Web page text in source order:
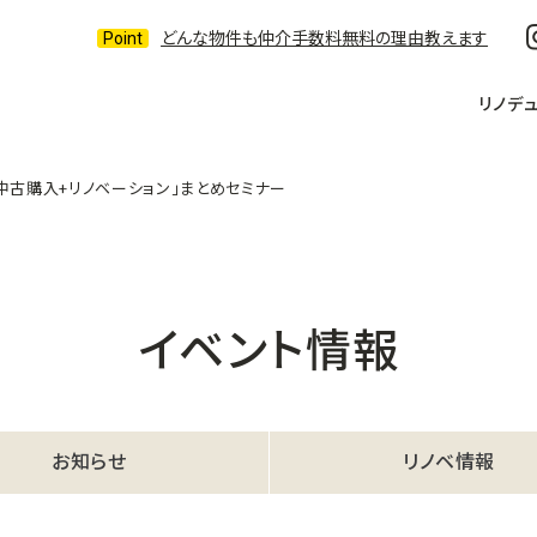
どんな物件も仲介手数料無料の理由教えます
リノデ
購入+リノベーション」まとめセミナー
イベント情報
お知らせ リノベ情報